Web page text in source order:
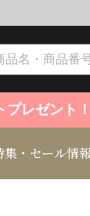
プレゼント
集・セール情